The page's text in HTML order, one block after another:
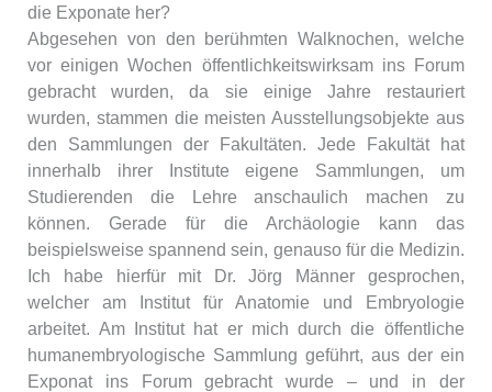
die Exponate her?
Abgesehen von den berühmten Walknochen, welche
vor einigen Wochen öffentlichkeitswirksam ins Forum
gebracht wurden, da sie einige Jahre restauriert
wurden, stammen die meisten Ausstellungsobjekte aus
den Sammlungen der Fakultäten. Jede Fakultät hat
innerhalb ihrer Institute eigene Sammlungen, um
Studierenden die Lehre anschaulich machen zu
können. Gerade für die Archäologie kann das
beispielsweise spannend sein, genauso für die Medizin.
Ich habe hierfür mit Dr. Jörg Männer gesprochen,
welcher am Institut für Anatomie und Embryologie
arbeitet. Am Institut hat er mich durch die öffentliche
humanembryologische Sammlung geführt, aus der ein
Exponat ins Forum gebracht wurde – und in der